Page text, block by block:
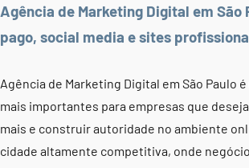
Agência de Marketing Digital em São
pago, social media e sites
Agência de Marketing Digital em São Paulo
mais importantes para empresas que
mais e construir autoridade no ambiente
cidade altamente competitiva, onde